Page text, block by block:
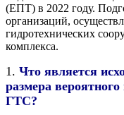
(ЕПТ) в 2022 году.
организаций,
гидротехнических
комплекса.
1. Что является
размера
ГТС?